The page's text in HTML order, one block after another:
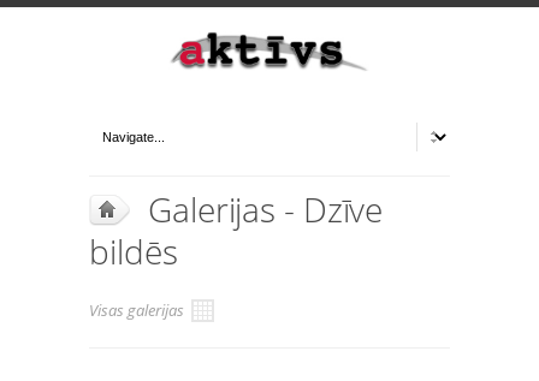
Galerijas - Dzīve
bildēs
Visas galerijas